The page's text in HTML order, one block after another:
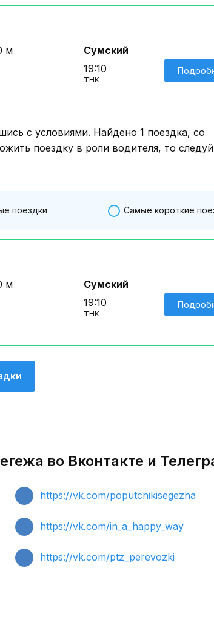
м
Сумский
19:10
ТНК
с условиями. Найдено 1 поездка, со
поездку в роли водителя, то
поездки Самые короткие
м
Сумский
19:10
ТНК
во Вконтакте и
https://vk.com/poputchikisegezha
https://vk.com/in_a_happy_way
https://vk.com/ptz_perevozki